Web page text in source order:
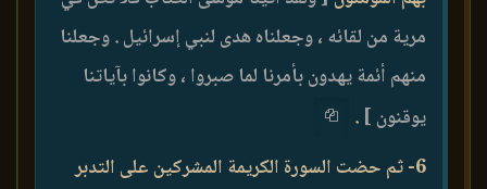
مرية من لقائه ، وجعلناه هدى لنبي إسرائيل . وجعلنا
منهم أئمة يهدون بأمرنا لما صبروا ، وكانوا بآياتنا
يوقنون ] .
6- ثم حضت السورة الكريمة المشركين على التدبر